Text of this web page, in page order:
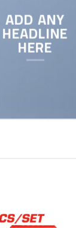
ADD ANY
HEADLINE
HERE